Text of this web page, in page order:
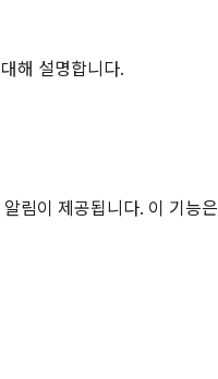
해 설명합니다.
림이 제공됩니다. 이 기능은